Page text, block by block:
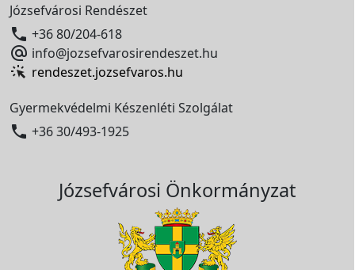
Józsefvárosi Rendészet
 +36 80/204-618
 info@jozsefvarosirendeszet.hu
rendeszet.jozsefvaros.hu
Gyermekvédelmi Készenléti Szolgálat
 +36 30/493-1925
Józsefvárosi Önkormányzat